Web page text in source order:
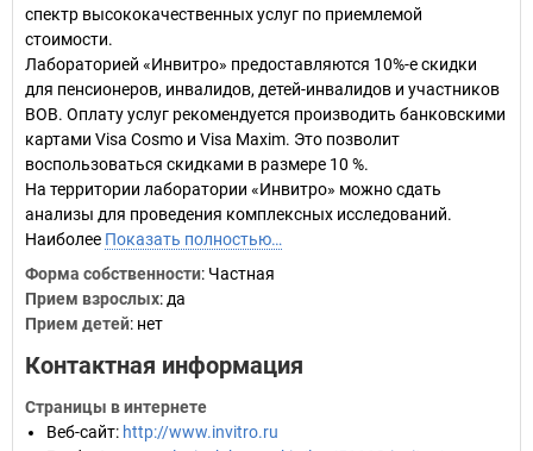
спектр высококачественных услуг по приемлемой
стоимости.
Лабораторией «Инвитро» предоставляются 10%-е скидки
для пенсионеров, инвалидов, детей-инвалидов и участников
ВОВ. Оплату услуг рекомендуется производить банковскими
картами Visa Cosmo и Visa Maxim. Это позволит
воспользоваться скидками в размере 10 %.
На территории лаборатории «Инвитро» можно сдать
анализы для проведения комплексных исследований.
Наиболее Показать полностью…
Форма собственности: Частная
Прием взрослых: да
Прием детей: нет
Контактная информация
Страницы в интернете
Веб-сайт: http://www.invitro.ru